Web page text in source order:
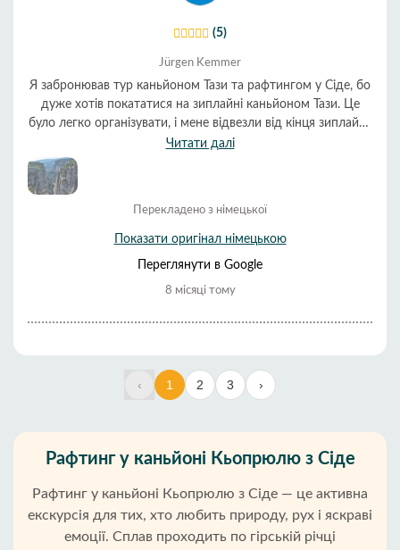
(5)
Jürgen Kemmer
Я забронював тур каньйоном Тази та рафтингом у Сіде, бо
дуже хотів покататися на зиплайні каньйоном Тази. Це
було легко організувати, і мене відвезли від кінця зиплайна
до станції рафтингу. Там я зміг орендувати гідрокостюми,
що дуже рекомендується в листопаді, оскільки річка
досить холодна. Перед рафтингом, як і було заявлено,
подали гарячий обід. Після рафтингу мене відвезли назад
до готелю. 30 євро, які я заплатив, були дуже розумними
за те, що було надано. Я, мабуть, був єдиним пасажиром в
пройшло ідеально. Автобус прибув до готелю вчасно і
знову висадив мене там. Я б точно зробив це знову!
Читати далі
Перекладено з німецької
Показати оригінал німецькою
Переглянути в Google
8 місяці тому
‹ 1 2 3 ›
Рафтинг у каньйоні Кьопрюлю з Сіде
Рафтинг у каньйоні Кьопрюлю з Сіде — це активна
екскурсія для тих, хто любить природу, рух і яскраві
емоції. Сплав проходить по гірській річці